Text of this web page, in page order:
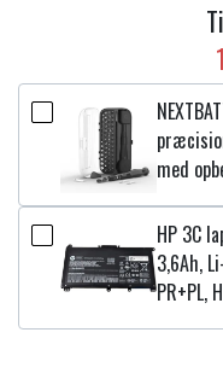
med
HP 3C
3,6Ah,
PR+PL,